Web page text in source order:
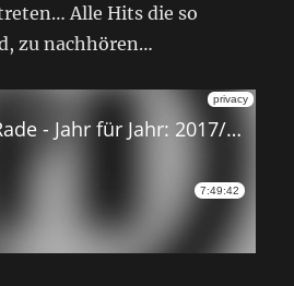
Alle Hits die so
zu nachhören…